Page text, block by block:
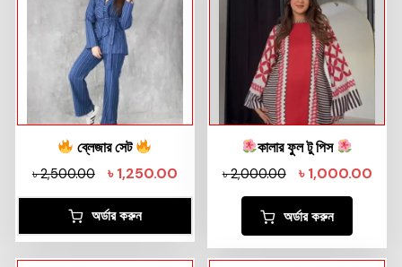
ব্লেজার সেট
৳2,500.00 ৳1,250.00
অর্ডার করুন
কালার ফুল টু পিস
৳2,000.00 ৳1,000.00
অর্ডার করুন